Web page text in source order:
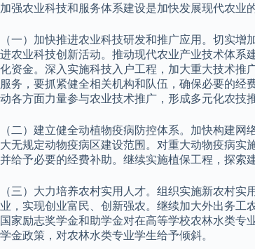
加强农业科技和服务体系建设是加快发展现代农业
（一）加快推进农业科技研发和推广应用。切实
进农业科技创新活动。推动现代农业产业技术体系
化资金。深入实施科技入户工程，加大重大技术推
服务，要抓紧健全相关机构和队伍，确保必要的经
动各方面力量参与农业技术推广，形成多元化农技
（二）建立健全动植物疫病防控体系。加快构建
大无规定动物疫病区建设范围。对重大动物疫病实
并给予必要的经费补助。继续实施植保工程，探索
（三）大力培养农村实用人才。组织实施新农村
业，实现创业富民、创新强农。继续加大外出务工
国家励志奖学金和助学金对在高等学校农林水类
学金政策，对农林水类专业学生给予倾斜。